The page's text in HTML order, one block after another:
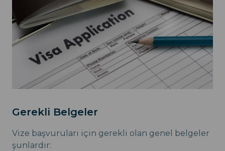
Gerekli Belgeler
Vize başvuruları için gerekli olan genel belgeler
şunlardır: